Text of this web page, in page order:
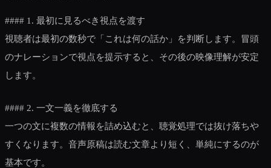
#### 1. 最初に見るべき視点を渡す
視聴者は最初の数秒で「これは何の話か」を判断します。冒頭
のナレーションで視点を提示すると、その後の映像理解が安定
します。
#### 2. 一文一義を徹底する
一つの文に複数の情報を詰め込むと、聴覚処理では抜け落ちや
すくなります。音声原稿は読む文章より短く、単純にするのが
基本です。